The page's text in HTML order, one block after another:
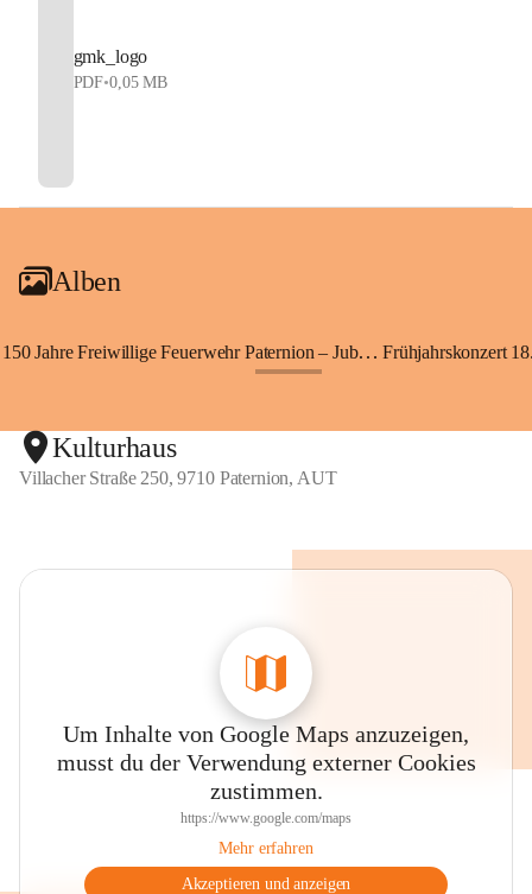
gmk_logo
PDF•0,05 MB
Alben
150 Jahre Freiwillige Feuerwehr Paternion – Jubiläumsfest Frühjahrskonzert
Kulturhaus
Villacher Straße 250, 9710 Paternion, AUT
Um Inhalte von Google Maps anzuzeigen,
musst du der Verwendung externer Cookies
zustimmen.
https://www.google.com/maps
Mehr erfahren
Akzeptieren und anzeigen